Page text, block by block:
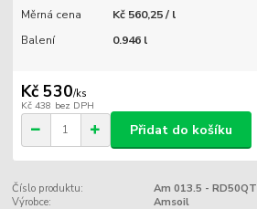
Měrná cena
Kč 560,25 / l
Balení
0.946 l
Kč 530/ks
Kč 438 bez DPH
Přidat do košíku
Číslo produktu:
Am 013.5 - RD50QT
Výrobce:
Amsoil